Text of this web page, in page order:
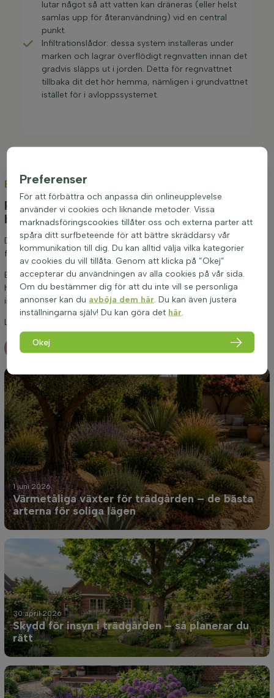
lutar något så att vatten kan dräneras (eller helst
samlas upp för återanvändning) vid en central
punkt.
Infiltrationslådor: dessa system installeras under
marken och lagrar överflödigt regnvatten innan det
gradvis släpps ut i jorden. Detta för regnvattnet
tillbaka dit det hör hemma, nämligen i grundvattnet
istället för i avloppssystemet.
Blogg
Personlig rådgivning, inspiration och våra
bästa tips!
Det här är platsen att vara för att bli inspirerad när det gäller att
förverkliga ett grönskande projekt av alla storlekar.
Et nytt blogginlägg med roliga tips och fakta kommer att visas
här varje månad och våra sociala mediekanaler är också fulla av
inspirerande inlägg.
Låt dig bli förvånad och följ oss!
Fler bloggar
1 juni 2026
Värmetåliga växter för trädgården – de bästa
arterna för soliga lägen
30 april 2026
Skydd för insyn i trädgården – så planerar du
rätt
Preferenser
För att förbättra och anpassa din onlineupplevelse
använder vi cookies och liknande metoder. Vissa
marknadsföringscookies tillåter oss och externa parter att
spåra ditt surfbeteende för att bättre skräddarsy vår
kommunikation till dig. Du kan alltid välja vilka kategorier
av cookies du vill tillåta. Genom att klicka på ”Okej”
accepterar du användningen av alla cookies på vår sida.
Om du bestämmer dig för att du inte vill se personliga
annonser kan du avböja dem här . Du kan även justera
inställningarna själv! Du kan göra det här
Okej